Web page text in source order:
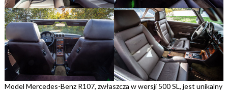
Model Mercedes-Benz R107, zwłaszcza w wersji 500 SL, jest unikalny